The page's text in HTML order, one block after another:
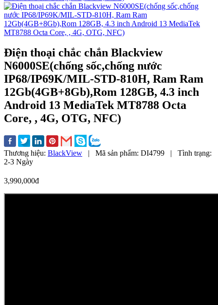
Điện thoại chắc chắn Blackview
N6000SE(chống sốc,chống nước
IP68/IP69K/MIL-STD-810H, Ram Ram
12Gb(4GB+8Gb),Rom 128GB, 4.3 inch
Android 13 MediaTek MT8788 Octa
Core, , 4G, OTG, NFC)
Thương hiệu: BlackView | Mã sản phẩm: DI4799 |
Tình trạng:
2-3 Ngày
3,990,000đ